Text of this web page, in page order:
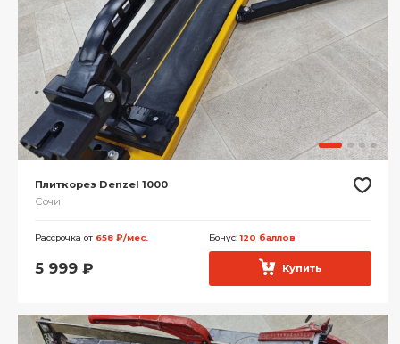
Плиткорез Denzel 1000
Сочи
Рассрочка от 658 ₽/мес. Бонус:120 баллов
5 999 ₽ Купить